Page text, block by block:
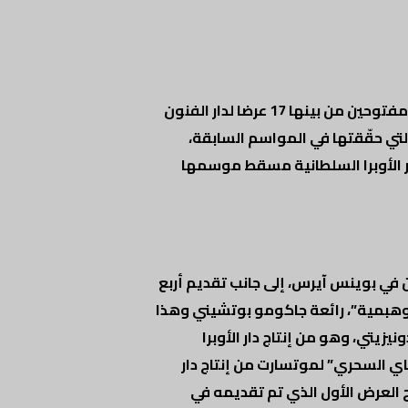
تبدأ دار الاوبرا السلطانية مسقط الموسم الجديد (2019/2020) في شهر سبتمبر المقبل بتقديم ثمانية وثلاثين عرضا جديدًا ببيتين مفتوحين من بينها 17 عرضا لدار الفنون
حقّقتها في المواسم السابقة،
الأوبرا السلطانية مسقط موسمها
بوينس آيرس، إلى جانب تقديم أربع
رائعة جاكومو بوتشيني وهذا
وهو من إنتاج دار الأوبرا
السحري” لموتسارت من إنتاج دار
العرض الأول الذي تم تقديمه في